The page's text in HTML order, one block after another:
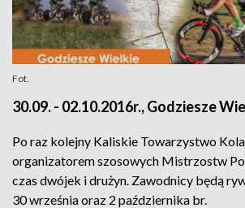
Fot.
30.09. - 02.10.2016r., Godziesze
Po raz kolejny Kaliskie Towarzystwo
organizatorem szosowych Mistrzostw
czas dwójek i drużyn. Zawodnicy będą
30 września oraz 2 października br.